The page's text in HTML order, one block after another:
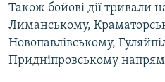
Також бойові дії тривали
Лиманському,
Новопавлівському,
Придніпровському